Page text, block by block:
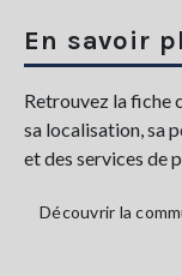
En savoir
Retrouvez la fiche
sa localisation, sa
et des services de
Découvrir la